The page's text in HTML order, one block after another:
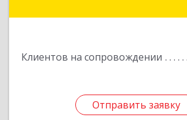
Клиентов на сопровождении
Отправить заявку
Отправить заявку